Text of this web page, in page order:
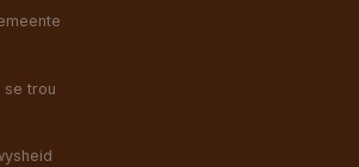
se trou